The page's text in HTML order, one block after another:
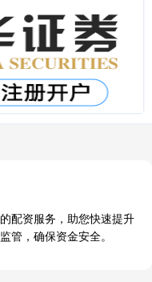
配资服务，助您快速提升
管，确保资金安全。